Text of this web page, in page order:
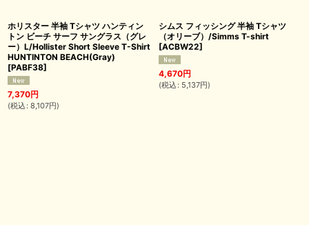
ホリスター 半袖 Tシャツ ハンティン
トン ビーチ サーフ サングラス（グレ
ー）L/Hollister Short Sleeve T-Shirt
HUNTINTON BEACH(Gray)
[PABF38]
7,370円
(税込 : 8,107円)
シムス フィッシング 半袖 Tシャツ
（オリーブ）/Simms T-shirt
[ACBW22]
4,670円
(税込 : 5,137円)